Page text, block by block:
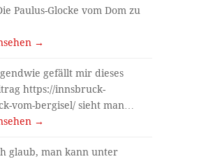
Paulus-Glocke vom Dom zu
→
gefällt mir dieses
https://innsbruck-
vom-bergisel/ sieht man…
→
glaub, man kann unter